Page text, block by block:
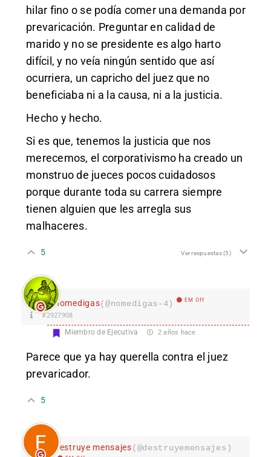
hilar fino o se podía comer una demanda por
prevaricación. Preguntar en calidad de
marido y no se presidente es algo harto
difícil, y no veía ningún sentido que así
ocurriera, un capricho del juez que no
beneficiaba ni a la causa, ni a la justicia.
Hecho y hecho.
Si es que, tenemos la justicia que nos
merecemos, el corporativismo ha creado un
monstruo de jueces pocos cuidadosos
porque durante toda su carrera siempre
tienen alguien que les arregla sus
malhaceres.
5 Ver respuestas(5)
nomedigas(@nomedigas-4) EM Off
#2927908
Miembro de Ejecutiva 2 años hace
Parece que ya hay querella contra el juez
prevaricador.
5
destruye mensajes(@destruyemensajes)